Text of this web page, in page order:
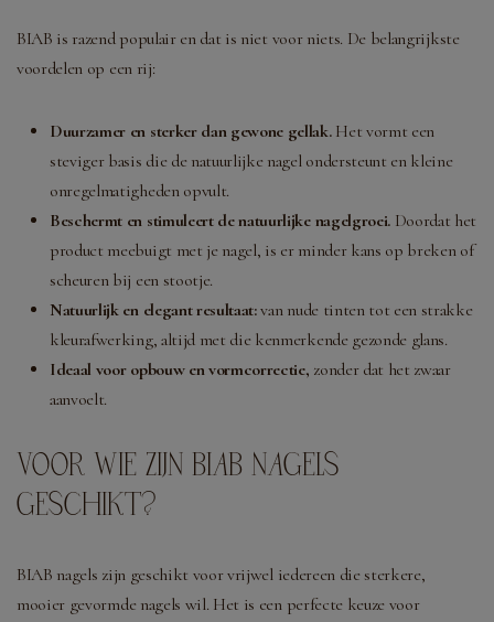
BIAB is razend populair en dat is niet voor niets. De belangrijkste
voordelen op een rij:
Duurzamer en sterker dan gewone gellak.Het vormt een
steviger basis die de natuurlijke nagel ondersteunt en kleine
onregelmatigheden opvult.
Beschermt en stimuleert de natuurlijke nagelgroei. Doordat het
product meebuigt met je nagel, is er minder kans op breken of
scheuren bij een stootje.
Natuurlijk en elegant resultaat:van nude tinten tot een strakke
kleurafwerking, altijd met die kenmerkende gezonde glans.
Ideaal voor opbouw en vormcorrectie, zonder dat het zwaar
aanvoelt.
VOOR WIE ZIJN BIAB NAGELS
GESCHIKT?
BIAB nagels zijn geschikt voor vrijwel iedereen die sterkere,
mooier gevormde nagels wil. Het is een perfecte keuze voor